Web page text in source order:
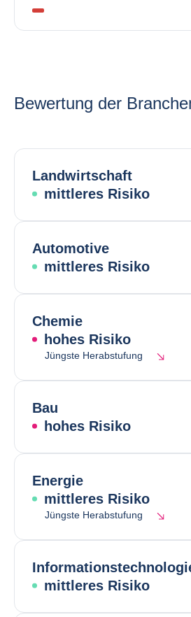
Bewertung der
Landwirtschaft
mittleres Risiko
Automotive
mittleres Risiko
Chemie
hohes Risiko
Jüngste Herabstufung
Bau
hohes Risiko
Energie
mittleres Risiko
Jüngste Herabstufung
mittleres Risiko